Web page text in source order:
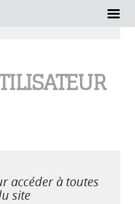
accéder à toutes
site